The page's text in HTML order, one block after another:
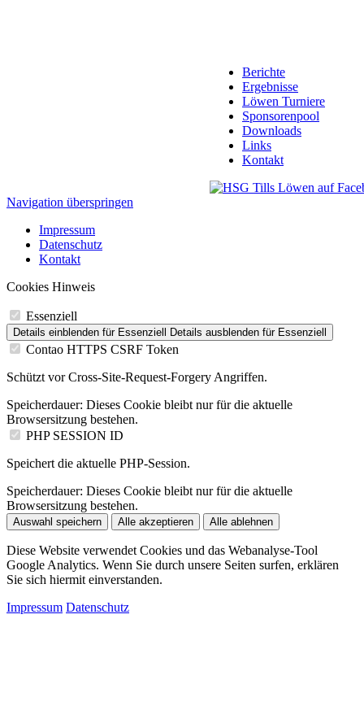
Berichte
Ergebnisse
Löwen Turniere
Sponsorenpool
Downloads
Links
Kontakt
Navigation überspringen
Impressum
Datenschutz
Kontakt
Cookies Hinweis
Essenziell
Details einblenden für Essenziell Details ausblenden für Essenziell
Contao HTTPS CSRF Token
Schützt vor Cross-Site-Request-Forgery Angriffen.
Speicherdauer: Dieses Cookie bleibt nur für die aktuelle
Browsersitzung bestehen.
PHP SESSION ID
Speichert die aktuelle PHP-Session.
Speicherdauer: Dieses Cookie bleibt nur für die aktuelle
Browsersitzung bestehen.
Auswahl speichern Alle akzeptieren Alle ablehnen
Diese Website verwendet Cookies und das Webanalyse-Tool
Google Analytics. Wenn Sie durch unsere Seiten surfen, erklären
Sie sich hiermit einverstanden.
Impressum Datenschutz